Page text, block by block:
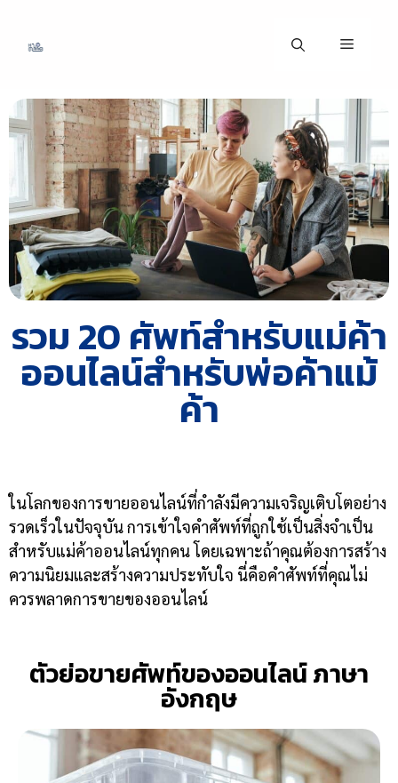
รวม 20 ศัพท์สำหรับแม่ค้า
ออนไลน์สำหรับพ่อค้าแม้
ค้า
ในโลกของการขายออนไลน์ที่กำลังมีความเจริญเติบโตอย่าง
รวดเร็วในปัจจุบัน การเข้าใจคำศัพท์ที่ถูกใช้เป็นสิ่งจำเป็น
สำหรับแม่ค้าออนไลน์ทุกคน โดยเฉพาะถ้าคุณต้องการสร้าง
ความนิยมและสร้างความประทับใจ นี่คือคำศัพท์ที่คุณไม่
ควรพลาดการขายของออนไลน์
ตัวย่อขายศัพท์ของออนไลน์ ภาษา
อังกฤษ